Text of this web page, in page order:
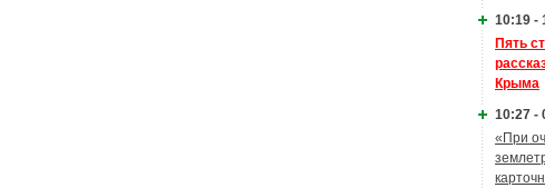
10:19 -
Пять
Крыма
10:27 -
«При